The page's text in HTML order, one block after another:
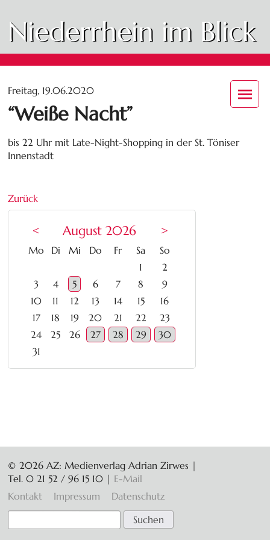
Niederrhein im Blick
Freitag, 19.06.2020
“Weiße Nacht”
bis 22 Uhr mit Late-Night-Shopping in der St. Töniser
Innenstadt
Zurück
< August 2026 >
Mo ntag
Dienstag
Mittwoch
Donnerstag
Freitag
Samstag
Sonntag
1
2
3
4 5 6 7 8
9
10
11 12 13 14 15
16
17
18 19 20 21 22
23
24
25 26 27 28 29
30
31
© 2026 AZ: Medienverlag Adrian Zirwes |
Tel. 0 21 52 / 96 15 10 | E-Mail
Navigation
überspringen
Kontakt Impressum Datenschutz